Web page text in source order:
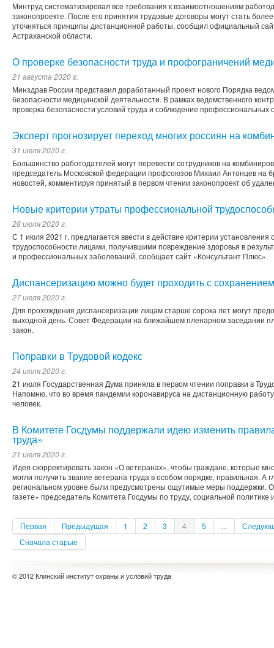
Минтруд систематизировал все требования к взаимоотношениям
законопроекте. После его принятия трудовые договоры могут стать
уточняться принципы дистанционной работы, сообщил официальный
Астраханской области.
О проверке безопасности труда и профограничений
21 августа 2020 г.
Минздрав России представил доработанный проект нового Порядка
безопасности медицинской деятельности. В рамках ведомственного
проверка безопасности условий труда и соблюдение профессиональных
Эксперт прогнозирует переход многих россиян на
31 июля 2020 г.
Большинство работодателей могут перевести сотрудников на
председатель Московской федерации профсоюзов Михаил Антонцев на
новостей, комментируя принятый в первом чтении законопроект об
Новые критерии утраты профессиональной
28 июля 2020 г.
С 1 июля 2021 г. предлагается ввести в действие критерии
трудоспособности лицами, получившими повреждение здоровья в
и профессиональных заболеваний, сообщает сайт «Консультант Плюс».
Диспансеризацию можно будет проходить с
27 июля 2020 г.
Для прохождения диспансеризации лицам старше сорока лет могут
выходной день. Совет Федерации на ближайшем пленарном заседании
закон.
Поправки в Трудовой кодекс
24 июля 2020 г.
21 июля Государственная Дума приняла в первом чтении поправки в
Напомню, что во время пандемии коронавируса на дистанционную
человек.
В Комитете Госдумы поддержали идею изменить
труда»
21 июля 2020 г.
Идея скорректировать закон «О ветеранах», чтобы граждане, которые
могли получить звание ветерана труда в особом порядке, правильная. А
региональном уровне были предусмотрены ощутимые меры поддержки.
газете» председатель Комитета Госдумы по труду, социальной политике
Первая Предыдущая 1 2 3 4 5 ...
Сначала старые
© 2012 Клинский институт охраны и условий труда